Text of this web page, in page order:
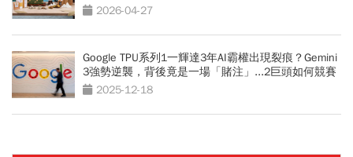
2026-04-27
Google TPU系列1一輝達3年AI霸權出現裂痕？Gemini
3強勢逆襲，背後竟是一場「賭注」...2巨頭如何競賽
2025-12-18